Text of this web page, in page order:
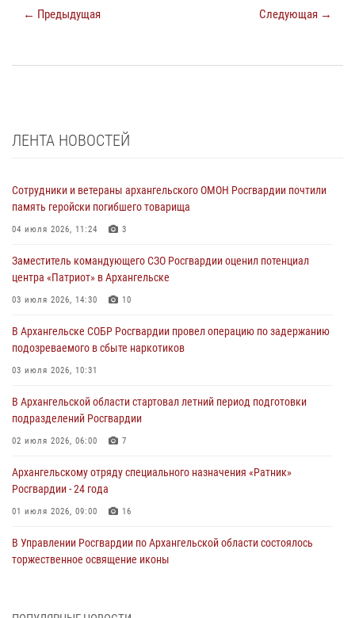
← Предыдущая Следующая →
ЛЕНТА НОВОСТЕЙ
Сотрудники и ветераны архангельского ОМОН Росгвардии почтили
память геройски погибшего товарища
04 июля 2026, 11:24 3
Заместитель командующего СЗО Росгвардии оценил потенциал
центра «Патриот» в Архангельске
03 июля 2026, 14:30 10
В Архангельске СОБР Росгвардии провел операцию по задержанию
подозреваемого в сбыте наркотиков
03 июля 2026, 10:31
В Архангельской области стартовал летний период подготовки
подразделений Росгвардии
02 июля 2026, 06:00 7
Архангельскому отряду специального назначения «Ратник»
Росгвардии - 24 года
01 июля 2026, 09:00 16
В Управлении Росгвардии по Архангельской области состоялось
торжественное освящение иконы
Военнослужащие по призыву из Архангельской области приняли